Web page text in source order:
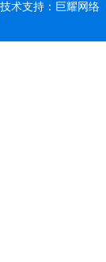
技术支持： 巨耀网络